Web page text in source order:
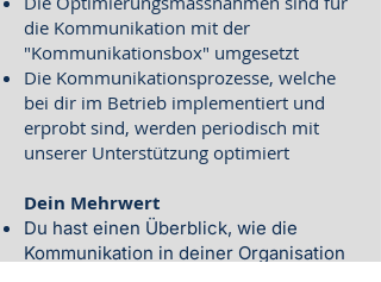
die Kommunikation mit der
"Kommunikationsbox" umgesetzt
Die Kommunikationsprozesse, welche
bei dir im Betrieb implementiert und
erprobt sind, werden periodisch mit
unserer Unterstützung optimiert
Dein Mehrwert
Du hast einen Überblick, wie die
Kommunikation in deiner Organisation